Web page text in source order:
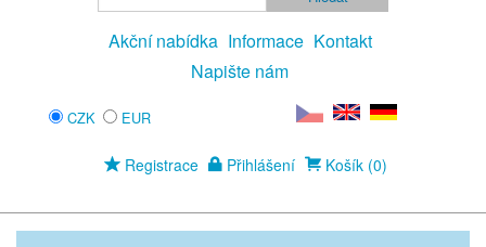
Akční nabídka Informace Kontakt
Napište nám
CZK EUR
Registrace Přihlášení Košík (0)